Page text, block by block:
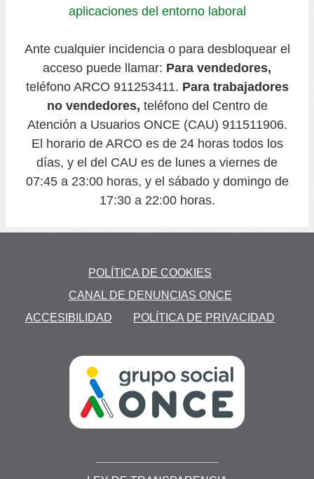
aplicaciones del entorno laboral
Ante cualquier incidencia o para desbloquear el
acceso puede llamar: Para vendedores,
teléfono ARCO 911253411. Para trabajadores
no vendedores, teléfono del Centro de
Atención a Usuarios ONCE (CAU) 911511906.
El horario de ARCO es de 24 horas todos los
días, y el del CAU es de lunes a viernes de
07:45 a 23:00 horas, y el sábado y domingo de
17:30 a 22:00 horas.
POLÍTICA DE COOKIES
CANAL DE DENUNCIAS ONCE
ACCESIBILIDAD
POLÍTICA DE PRIVACIDAD